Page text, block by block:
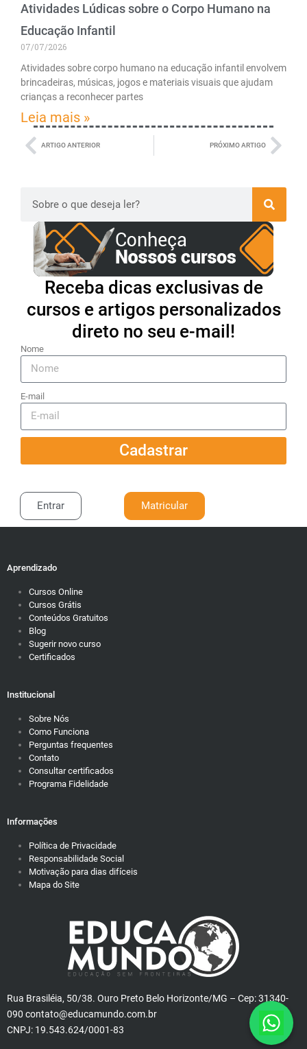
Atividades Lúdicas sobre o Corpo Humano na
Educação Infantil
07/07/2026
Atividades sobre corpo humano na educação infantil envolvem
brincadeiras, músicas, jogos e materiais visuais que ajudam
crianças a reconhecer partes
Leia mais »
ARTIGO ANTERIOR PRÓXIMO ARTIGO
Receba dicas exclusivas de
cursos e artigos personalizados
direto no seu e-mail!
Nome
E-mail
Cadastrar
Entrar Matricular
Aprendizado
Cursos Online
Cursos Grátis
Conteúdos Gratuitos
Blog
Sugerir novo curso
Certificados
Institucional
Sobre Nós
Como Funciona
Perguntas frequentes
Contato
Consultar certificados
Programa Fidelidade
Informações
Política de Privacidade
Responsabilidade Social
Motivação para dias difíceis
Mapa do Site
Rua Brasiléia, 50/38. Ouro Preto Belo Horizonte/MG – Cep: 31340-
090 contato@educamundo.com.br
CNPJ: 19.543.624/0001-83